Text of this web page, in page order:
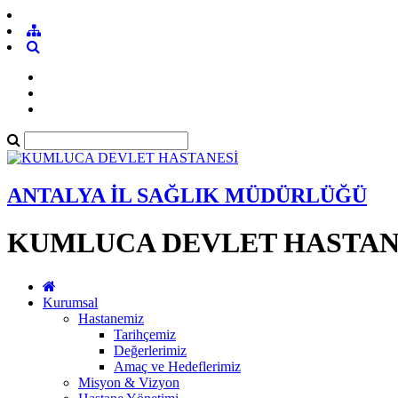
ANTALYA İL SAĞLIK MÜDÜRLÜĞÜ
KUMLUCA DEVLET
Kurumsal
Hastanemiz
Tarihçemiz
Değerlerimiz
Amaç ve Hedeflerimiz
Misyon & Vizyon